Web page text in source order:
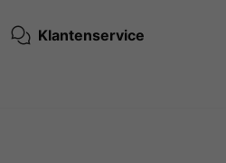
Klantenservice